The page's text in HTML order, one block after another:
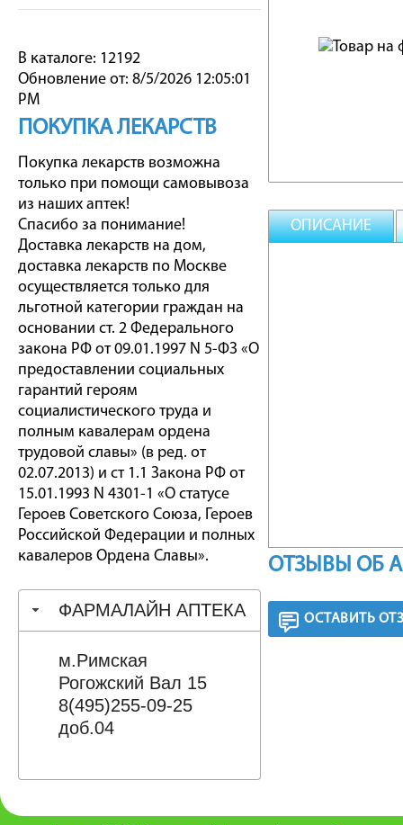
В каталоге: 12192
Обновление от: 8/5/2026 12:05:01
PM
ПОКУПКА ЛЕКАРСТВ
Покупка лекарств возможна
только при помощи самовывоза
из наших аптек!
Спасибо за понимание!
Доставка лекарств на дом,
доставка лекарств по Москве
осуществляется только для
льготной категории граждан на
основании ст. 2 Федерального
закона РФ от 09.01.1997 N 5-ФЗ «О
предоставлении социальных
гарантий героям
социалистического труда и
полным кавалерам ордена
трудовой славы» (в ред. от
02.07.2013) и ст 1.1 Закона РФ от
15.01.1993 N 4301-1 «О статусе
Героев Советского Союза, Героев
Российской Федерации и полных
кавалеров Ордена Славы».
ФАРМАЛАЙН АПТЕКА
м.Римская
Рогожский Вал 15
8(495)255-09-25
доб.04
ОПИСАНИЕ
ОТЗЫВЫ ОБ
ОСТАВИТЬ